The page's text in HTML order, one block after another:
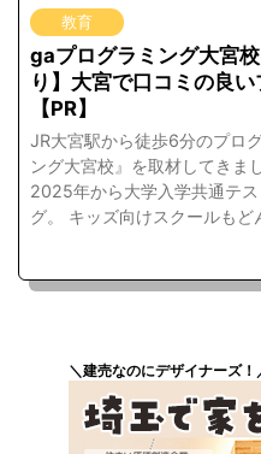
教育
gaプログラミング大宮
り】大宮で口コミの良
【PR】
JR大宮駅から徒歩6分のプロ
ング大宮校』を取材してきま
2025年から大学入学共通テ
グ。 キッズ向けスクールも
＼建売なのにデザイナーズ！